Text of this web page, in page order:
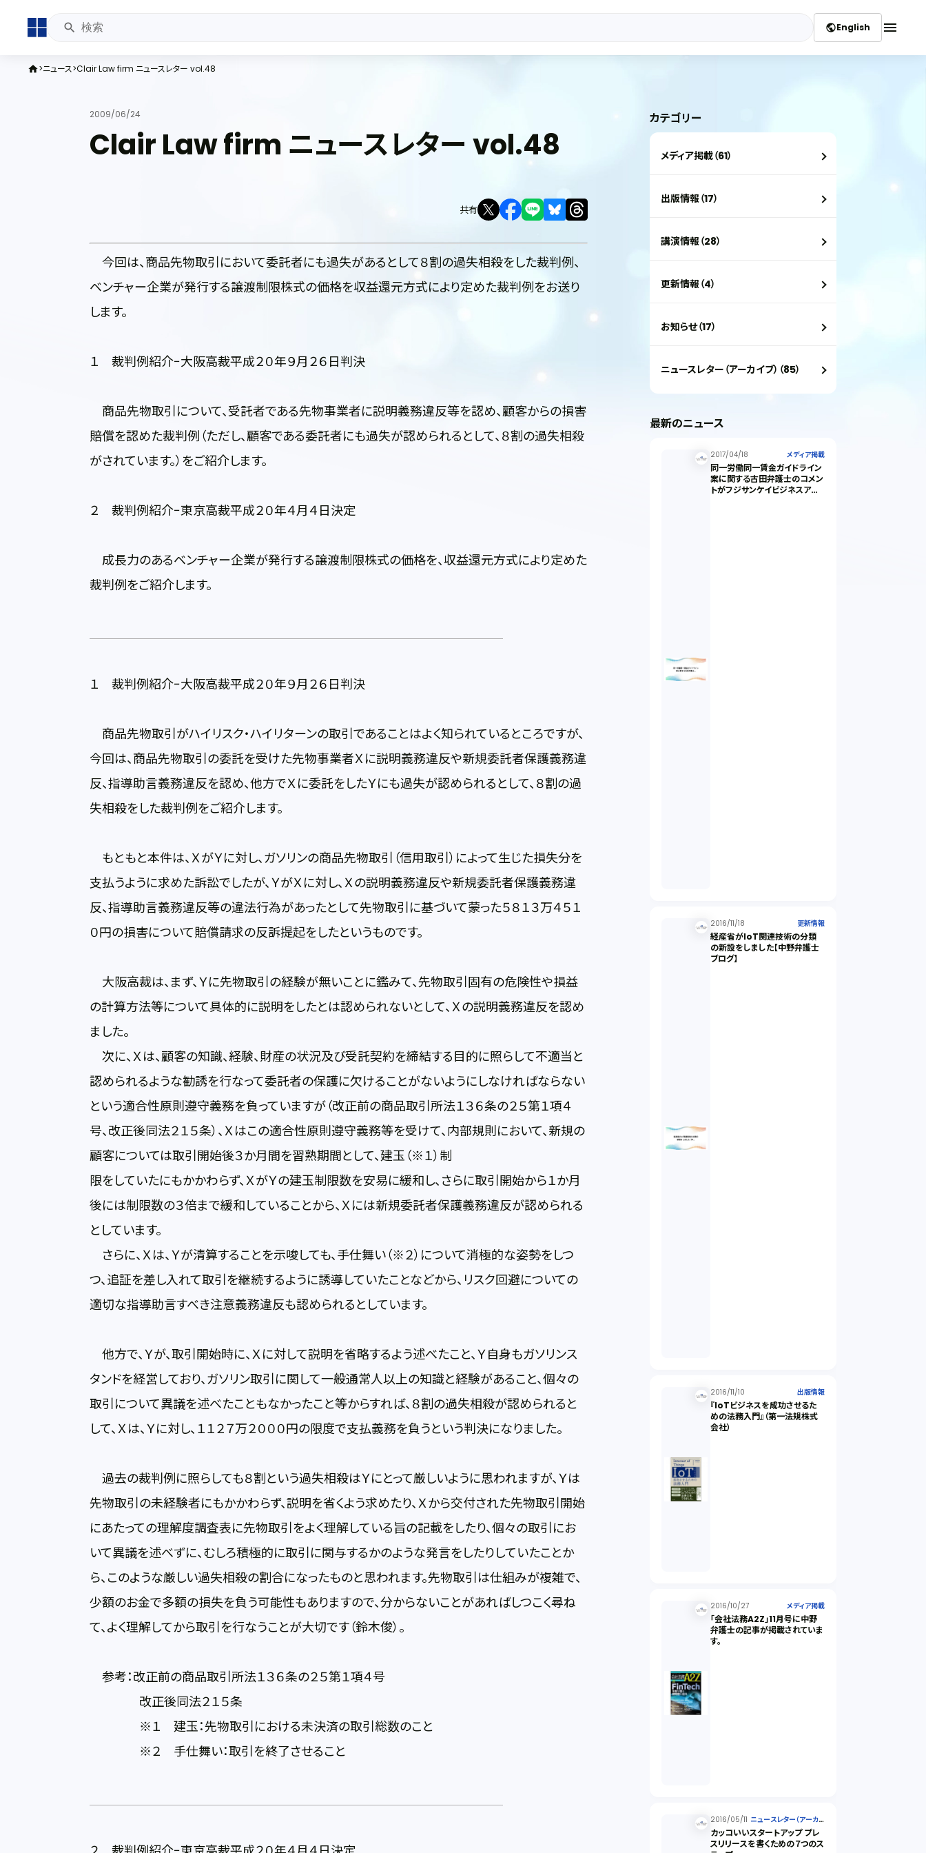
publicEnglish menu
home ニュース Clair Law firm ニュースレター vol.48
2009/06/24
Clair Law firm ニュースレター vol.48
共有
今回は、商品先物取引において委託者にも過失があるとして８割の過失相殺をした裁判例、
ベンチャー企業が発行する譲渡制限株式の価格を収益還元方式により定めた裁判例をお送り
します。
１ 裁判例紹介−大阪高裁平成２０年９月２６日判決
商品先物取引について、受託者である先物事業者に説明義務違反等を認め、顧客からの損害
賠償を認めた裁判例（ただし、顧客である委託者にも過失が認められるとして、８割の過失相殺
がされています。）をご紹介します。
２ 裁判例紹介−東京高裁平成２０年４月４日決定
成長力のあるベンチャー企業が発行する譲渡制限株式の価格を、収益還元方式により定めた
裁判例をご紹介します。
１ 裁判例紹介−大阪高裁平成２０年９月２６日判決
商品先物取引がハイリスク・ハイリターンの取引であることはよく知られているところですが、
今回は、商品先物取引の委託を受けた先物事業者Ｘに説明義務違反や新規委託者保護義務違
反、指導助言義務違反を認め、他方でＸに委託をしたＹにも過失が認められるとして、８割の過
失相殺をした裁判例をご紹介します。
もともと本件は、ＸがＹに対し、ガソリンの商品先物取引（信用取引）によって生じた損失分を
支払うように求めた訴訟でしたが、ＹがＸに対し、Ｘの説明義務違反や新規委託者保護義務違
反、指導助言義務違反等の違法行為があったとして先物取引に基づいて蒙った５８１３万４５１
０円の損害について賠償請求の反訴提起をしたというものです。
大阪高裁は、まず、Ｙに先物取引の経験が無いことに鑑みて、先物取引固有の危険性や損益
の計算方法等について具体的に説明をしたとは認められないとして、Ｘの説明義務違反を認め
ました。
次に、Ｘは、顧客の知識、経験、財産の状況及び受託契約を締結する目的に照らして不適当と
認められるような勧誘を行なって委託者の保護に欠けることがないようにしなければならない
という適合性原則遵守義務を負っていますが（改正前の商品取引所法１３６条の２５第１項４
号、改正後同法２１５条）、Ｘはこの適合性原則遵守義務等を受けて、内部規則において、新規の
顧客については取引開始後３か月間を習熟期間として、建玉（※１）制
限をしていたにもかかわらず、ＸがＹの建玉制限数を安易に緩和し、さらに取引開始から１か月
後には制限数の３倍まで緩和していることから、Ｘには新規委託者保護義務違反が認められる
としています。
さらに、Ｘは、Ｙが清算することを示唆しても、手仕舞い（※２）について消極的な姿勢をしつ
つ、追証を差し入れて取引を継続するように誘導していたことなどから、リスク回避についての
適切な指導助言すべき注意義務違反も認められるとしています。
他方で、Ｙが、取引開始時に、Ｘに対して説明を省略するよう述べたこと、Ｙ自身もガソリンス
タンドを経営しており、ガソリン取引に関して一般通常人以上の知識と経験があること、個々の
取引について異議を述べたこともなかったこと等からすれば、８割の過失相殺が認められると
して、Ｘは、Ｙに対し、１１２７万２０００円の限度で支払義務を負うという判決になりました。
過去の裁判例に照らしても８割という過失相殺はＹにとって厳しいように思われますが、Ｙは
先物取引の未経験者にもかかわらず、説明を省くよう求めたり、Ｘから交付された先物取引開始
にあたっての理解度調査表に先物取引をよく理解している旨の記載をしたり、個々の取引にお
いて異議を述べずに、むしろ積極的に取引に関与するかのような発言をしたりしていたことか
ら、このような厳しい過失相殺の割合になったものと思われます。先物取引は仕組みが複雑で、
少額のお金で多額の損失を負う可能性もありますので、分からないことがあればしつこく尋ね
て、よく理解してから取引を行なうことが大切です（鈴木俊）。
参考：改正前の商品取引所法１３６条の２５第１項４号
改正後同法２１５条
※１ 建玉：先物取引における未決済の取引総数のこと
※２ 手仕舞い：取引を終了させること
カテゴリー
メディア掲載（61）
出版情報（17）
講演情報（28）
更新情報（4）
お知らせ（17）
ニュースレター（アーカイブ）（85）
最新のニュース
2017/04/18 メディア掲載
同一労働同一賃金ガイドライン
案に関する古田弁護士のコメン
トがフジサンケイビジネスアイ
2016/11/18 更新情報
経産省がIoT関連技術の分類
の新設をしました【中野弁護士
ブログ】
2016/11/10 出版情報
『IoTビジネスを成功させるた
めの法務入門』（第一法規株式
会社）
2016/10/27 メディア掲載
「会社法務A2Z」11月号に中野
弁護士の記事が掲載されていま
す。
2016/05/11 ニュースレター（アーカイ
ブ）
カッコいいスタートアップ プレ
スリリースを書くための７つのス